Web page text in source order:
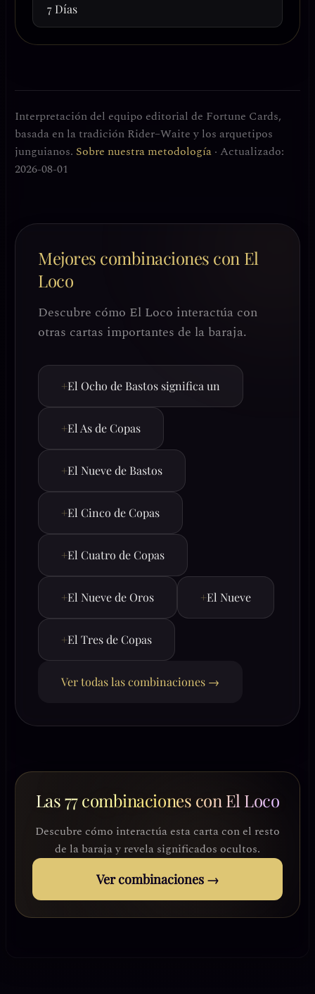
7 Días
Interpretación del equipo editorial de Fortune Cards,
basada en la tradición Rider–Waite y los arquetipos
junguianos. Sobre nuestra metodología · Actualizado:
2026-08-01
Mejores combinaciones con El
Loco
Descubre cómo El Loco interactúa con
otras cartas importantes de la baraja.
+El Ocho de Bastos significa un
+El As de Copas
+El Nueve de Bastos
+El Cinco de Copas
+El Cuatro de Copas
+El Nueve de Oros +El Nueve
+El Tres de Copas
Ver todas las combinaciones →
Las 77 combinaciones con El Loco
Descubre cómo interactúa esta carta con el resto
de la baraja y revela significados ocultos.
Ver combinaciones →